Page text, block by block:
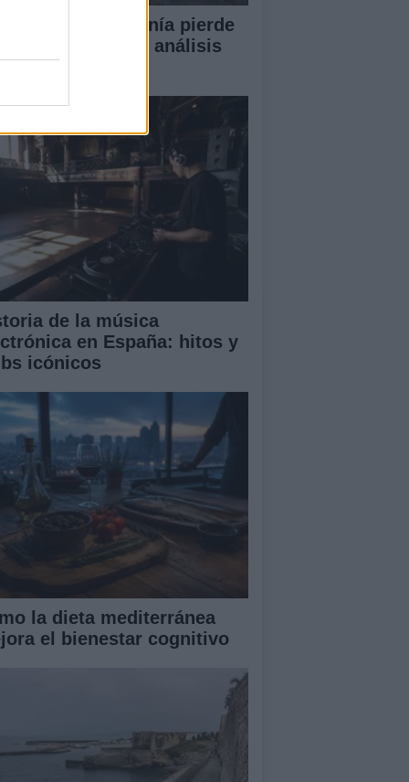
qué la ciudadanía pierde
en la política? Un análisis
de la música
en España: hitos y
icónicos
la dieta mediterránea
el bienestar cognitivo